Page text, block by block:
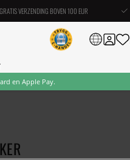
GRATIS VERZENDING BOVEN 100 EUR
en Apple Pay.